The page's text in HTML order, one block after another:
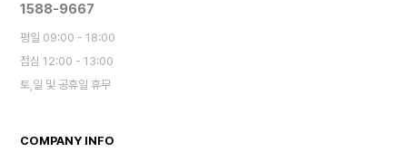
1588-9667
평일 09:00 - 18:00
점심 12:00 - 13:00
토,일 및 공휴일 휴무
COMPANY INFO